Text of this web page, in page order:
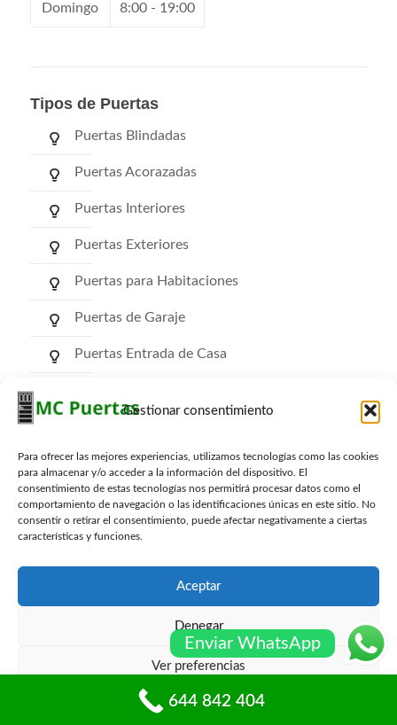
Gestionar consentimiento
Para ofrecer las mejores experiencias, utilizamos tecnologías como las cookies
para almacenar y/o acceder a la información del dispositivo. El
consentimiento de estas tecnologías nos permitirá procesar datos como el
comportamiento de navegación o las identificaciones únicas en este sitio. No
consentir o retirar el consentimiento, puede afectar negativamente a ciertas
características y funciones.
Aceptar
Denegar
Ver preferencias
Política de cookiesPolíticas de privacidad
Domingo 8:00 - 19:00
Tipos de Puertas
Puertas Blindadas
Puertas Acorazadas
Puertas Interiores
Puertas Exteriores
Puertas para Habitaciones
Puertas de Garaje
Puertas Entrada de Casa
Puertas Trasteros
© mcpuertas.com Todos los derechos reservados -
Sitemap - Blog
Enviar WhatsApp
644 842 404